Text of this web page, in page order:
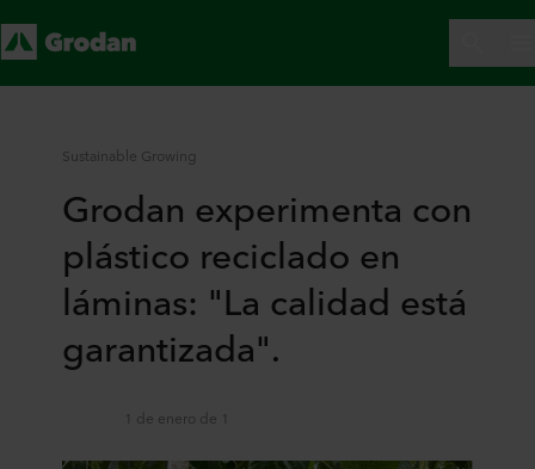
Sustainable Growing
Grodan experimenta con
plástico reciclado en
láminas: "La calidad está
garantizada".
1 de enero de 1